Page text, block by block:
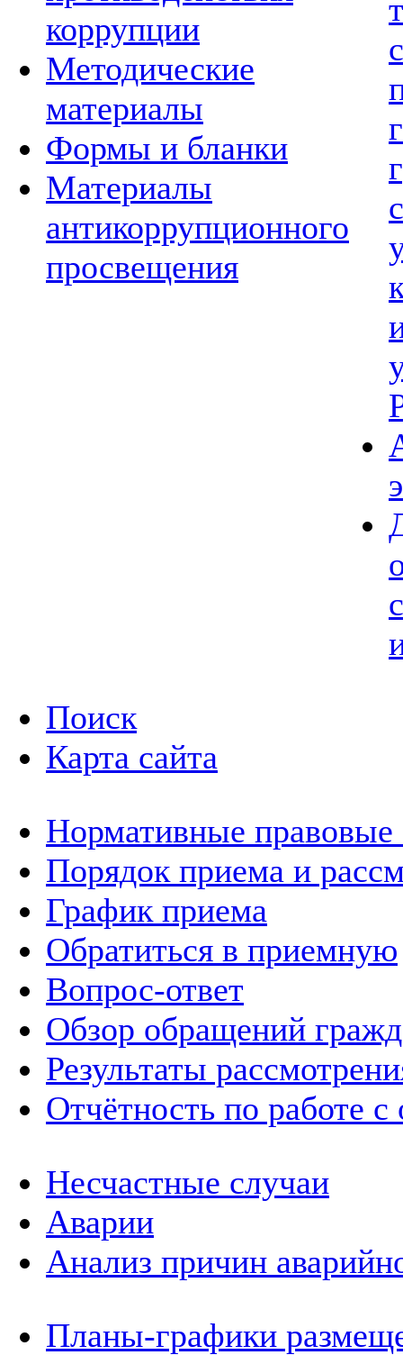
коррупции
Методические
материалы
Формы и бланки
Материалы
антикоррупционного
просвещения
Поиск
Карта сайта
Нормативные правовые
Порядок приема и
График приема
Обратиться в приемную
Вопрос-ответ
Обзор обращений
Результаты
Отчётность по работе
Несчастные случаи
Аварии
Анализ причин
Планы-графики